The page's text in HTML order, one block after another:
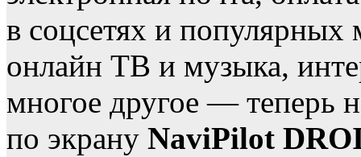
в соцсетях и
онлайн ТВ и музыка,
многое другое — теперь
по экрану NaviPilot